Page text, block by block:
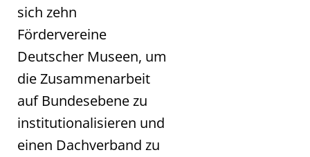
sich zehn
Fördervereine
Deutscher Museen, um
die Zusammenarbeit
auf Bundesebene zu
institutionalisieren und
einen Dachverband zu